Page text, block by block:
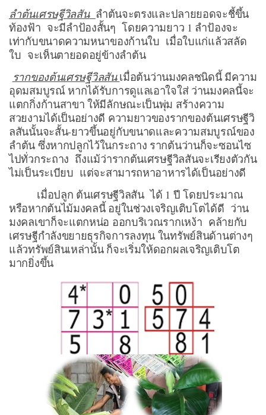
ลำต้นเศรษฐีวิลสัน ลำต้นจะตรงและปลายยอดจะชี้ขึ้น
ท้องฟ้า จะมีลำป้องสั้นๆ โดยความยาว 1 ลำป้องจะ
เท่ากับขนาดความหนาของก้านใบ เมื่อใบแก่แล้วสลัด
ใบ จะเห็นตายอดอยู่ข้างลำต้น
รากของต้นเศรษฐีวิลสันเมื่อต้นว่านมงคลชนิดนี้ มีความ
อุดมสมบูรณ์ หากได้รับการดูแลเอาใจใส่ ว่านมงคลนี้จะ
แตกกิ่งก้านสาขา ให้มีลักษณะเป็นพุ่ม สร้างความ
สวยงามได้เป็นอย่างดี ความยาวของรากของต้นเศรษฐีวิ
ลสันนั้นจะสั้น-ยาวขึ้นอยู่กับขนาดและความสมบูรณ์ของ
ลำต้น ซึ่งหากปลูกไว้ในกระถาง รากต้นว่านก็จะซอนไซ
ไปทั่วกระถาง ถึงแม้ว่ารากต้นเศรษฐีวิลสันจะเรียงตัวกัน
ไม่เป็นระเบียบ แต่จะสามารถหาอาหารได้เป็นอย่างดี
เมื่อปลูก ต้นเศรษฐีวิลสัน ได้ 1 ปี โดยประมาณ
หรือหากต้นไม้มงคลนี้ อยู่ในช่วงเจริญเติบโตได้ดี ว่าน
มงคลเขาก็จะแตกหน่อ ออกบริเวณรากเหง้า คล้ายกับ
เศรษฐีกำลังขยายธุรกิจการลงทุน ในทรัพย์สินด้านต่างๆ
แล้วทรัพย์สินเหล่านั้น ก็จะเริ่มให้ดอกผลเจริญเติบโต
มากยิ่งขึ้น